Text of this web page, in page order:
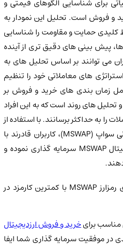
برای شناسایی الگوهای قیمتی و
و فروش است. تحلیل این نمودار به
کلیدی حمایت و مقاومت را شناسایی
ها، پیش بینی های دقیق تری از آینده
می توانند بر اساس تحلیل های به
های معاملاتی خود را تنظیم
زمان بندی های خرید و فروش بر
های روند است که به این افراد
به حداکثر برسانند. با استفاده از
نمودار قیمت ارز دیجیتال مانی سواپ (MSWAP)، کاربران قادرند با
اطمینان بیشتری در ارز دیجیتال MSWAP سرمایه گذاری نموده و
کیف پول من: معاملات فوری رمزارز MSWAP با کمترین کارمزد در
برایخرید و فروش ارزدیجیتال
موفقیت سرمایه گذاری شما ایفا